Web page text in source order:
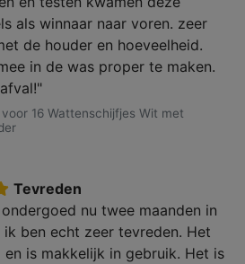
als winnaar naar voren. zeer
de houder en hoeveelheid.
in de was proper te maken.
16 Wattenschijfjes Wit met
Tevreden
nu twee maanden in
ik ben echt zeer tevreden. Het
en is makkelijk in gebruik. Het is